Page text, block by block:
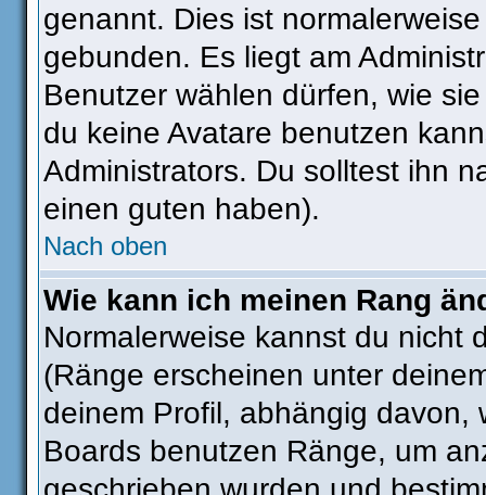
genannt. Dies ist
gebunden. Es liegt am
Benutzer wählen dürfen, wie
du keine Avatare benutzen
Administrators. Du solltest ihn
einen guten haben).
Nach oben
Wie kann ich meinen Rang
Normalerweise kannst du nicht
(Ränge erscheinen unter
deinem Profil, abhängig
Boards benutzen Ränge, um